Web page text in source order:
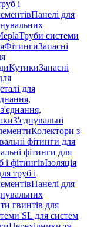
і
Панелі для
Труби системи
ФітингиЗапасні
КутикиЗапасні
для
З'єднувальні
Колектори з
фітинги для
фітинги для
і фітингівІзоляція
труб і
Панелі для
гвинтів для
SL для систем